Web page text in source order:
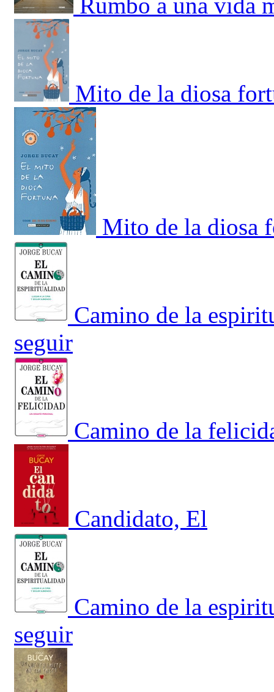
Rumbo a una vida
Mito de la diosa
Mito de la diosa
Camino de la
seguir
Camino de la
Candidato, El
Camino de la
seguir